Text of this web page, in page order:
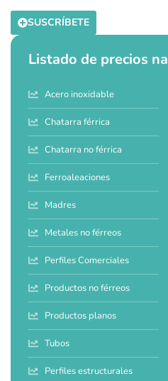
SUSCRÍBETE
Listado de precios
Acero inoxidable
Chatarra férrica
Chatarra no férrica
Ferroaleaciones
Madres
Metales no férreos
Perfiles Comerciales
Productos no férreos
Productos planos
Tubos
Perfiles estructurales